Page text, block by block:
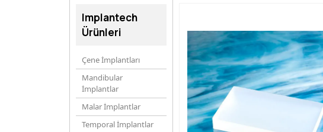
Implantech
Ürünleri
Çene İmplantları
Mandibular
İmplantlar
Malar İmplantlar
Temporal İmplantlar